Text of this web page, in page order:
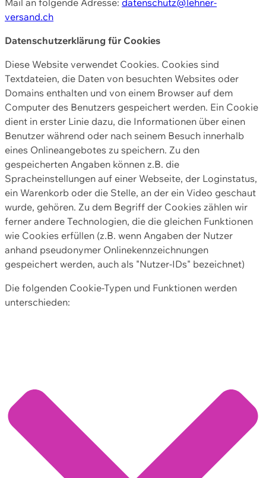
versand.ch
Datenschutzerklärung für Cookies
Diese Website verwendet Cookies. Cookies sind
Textdateien, die Daten von besuchten Websites oder
Domains enthalten und von einem Browser auf dem
Computer des Benutzers gespeichert werden. Ein Cookie
dient in erster Linie dazu, die Informationen über einen
Benutzer während oder nach seinem Besuch innerhalb
eines Onlineangebotes zu speichern. Zu den
gespeicherten Angaben können z.B. die
Spracheinstellungen auf einer Webseite, der Loginstatus,
ein Warenkorb oder die Stelle, an der ein Video geschaut
wurde, gehören. Zu dem Begriff der Cookies zählen wir
ferner andere Technologien, die die gleichen Funktionen
wie Cookies erfüllen (z.B. wenn Angaben der Nutzer
anhand pseudonymer Onlinekennzeichnungen
gespeichert werden, auch als "Nutzer-IDs" bezeichnet)
Die folgenden Cookie-Typen und Funktionen werden
unterschieden: